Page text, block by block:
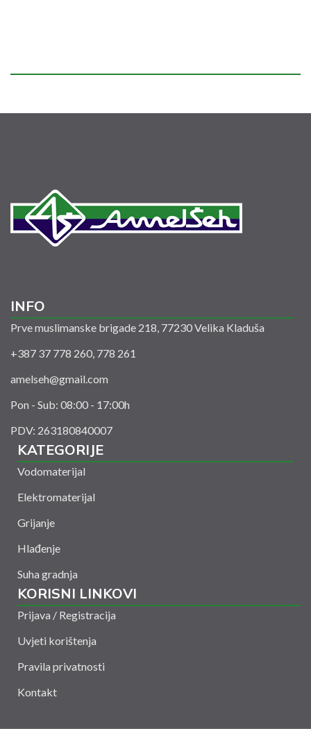
INFO
Prve muslimanske brigade 218, 77230 Velika Kladuša
+387 37 778 260, 778 261
amelseh@gmail.com
Pon - Sub: 08:00 - 17:00h
PDV: 263180840007
KATEGORIJE
Vodomaterijal
Elektromaterijal
Grijanje
Hlađenje
Suha gradnja
KORISNI LINKOVI
Prijava / Registracija
Uvjeti korištenja
Pravila privatnosti
Kontakt